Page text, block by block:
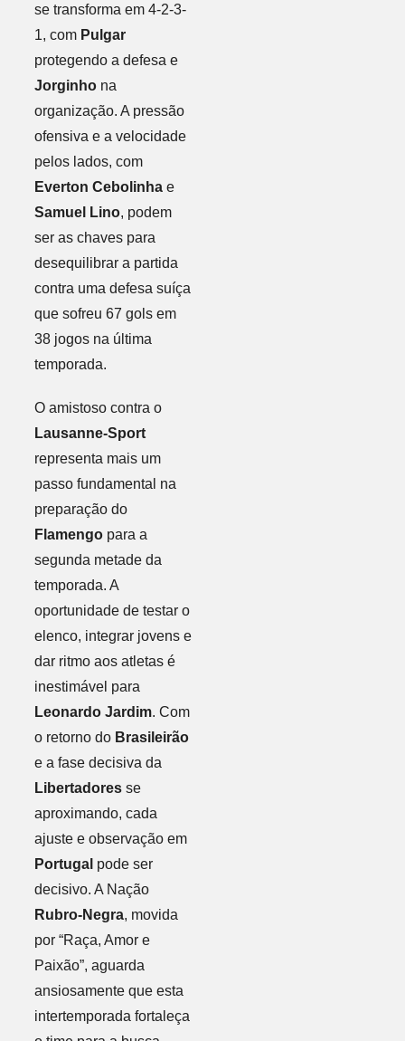
se transforma em 4-2-3-
1, com Pulgar
protegendo a defesa e
Jorginhona
organização. A pressão
ofensiva e a velocidade
pelos lados, com
Everton Cebolinhae
Samuel Lino, podem
ser as chaves para
desequilibrar a partida
contra uma defesa suíça
que sofreu 67 gols em
38 jogos na última
temporada.
O amistoso contra o
Lausanne-Sport
representa mais um
passo fundamental na
preparação do
Flamengopara a
segunda metade da
temporada. A
oportunidade de testar o
elenco, integrar jovens e
dar ritmo aos atletas é
inestimável para
Leonardo Jardim. Com
o retorno do Brasileirão
e a fase decisiva da
Libertadoresse
aproximando, cada
ajuste e observação em
Portugal pode ser
decisivo. A Nação
Rubro-Negra, movida
por “Raça, Amor e
Paixão”, aguarda
ansiosamente que esta
intertemporada fortaleça